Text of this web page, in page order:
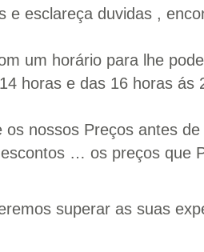
e esclareça duvidas ,
um horário para lhe
horas e das 16 horas ás
os nossos Preços antes
… os preços que
superar as suas